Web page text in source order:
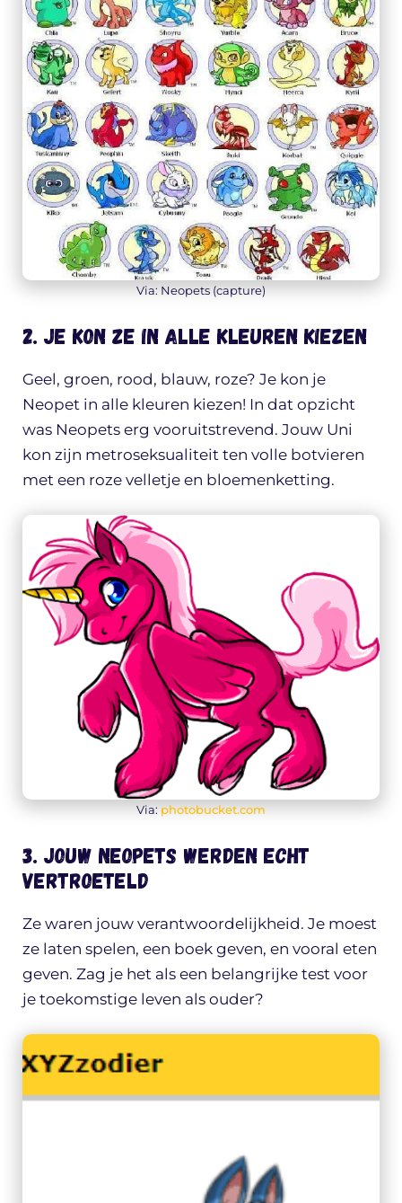
Via: Neopets (capture)
2. Je kon ze in alle kleuren kiezen
Geel, groen, rood, blauw, roze? Je kon je
Neopet in alle kleuren kiezen! In dat opzicht
was Neopets erg vooruitstrevend. Jouw Uni
kon zijn metroseksualiteit ten volle botvieren
met een roze velletje en bloemenketting.
Via: photobucket.com
3. Jouw Neopets werden echt
vertroeteld
Ze waren jouw verantwoordelijkheid. Je moest
ze laten spelen, een boek geven, en vooral eten
geven. Zag je het als een belangrijke test voor
je toekomstige leven als ouder?